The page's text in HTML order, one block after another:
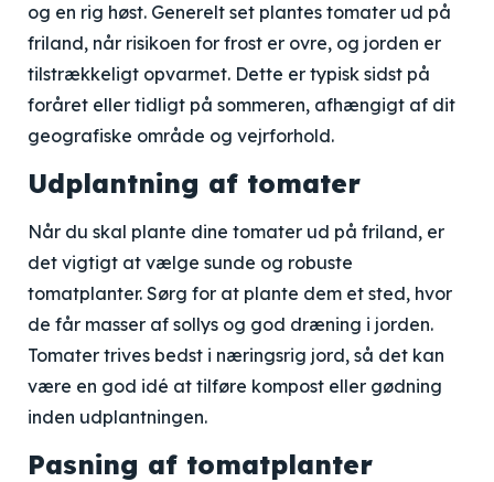
og en rig høst. Generelt set plantes tomater ud på
friland, når risikoen for frost er ovre, og jorden er
tilstrækkeligt opvarmet. Dette er typisk sidst på
foråret eller tidligt på sommeren, afhængigt af dit
geografiske område og vejrforhold.
Udplantning af tomater
Når du skal plante dine tomater ud på friland, er
det vigtigt at vælge sunde og robuste
tomatplanter. Sørg for at plante dem et sted, hvor
de får masser af sollys og god dræning i jorden.
Tomater trives bedst i næringsrig jord, så det kan
være en god idé at tilføre kompost eller gødning
inden udplantningen.
Pasning af tomatplanter